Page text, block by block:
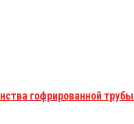
гофрированной